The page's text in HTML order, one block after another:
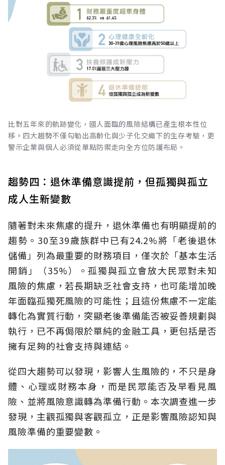
比對五年來的軌跡變化，國人面臨的風險結構已產生根本性位
移。四大趨勢不僅勾勒出高齡化與少子化交織下的生存考驗，更
警示企業與個人必須從單點防禦走向全方位防護布局。
趨勢四：退休準備意識提前，但孤獨與孤立
成人生新變數
隨著對未來焦慮的提升，退休準備也有明顯提前的
趨勢。30至39歲族群中已有24.2%將「老後退休
儲備」列為最重要的財務項目，僅次於「基本生活
開銷」（35%）。孤獨與孤立會放大民眾對未知
風險的焦慮，若長期缺乏社會支持，也可能增加晚
年面臨孤獨死風險的可能性；且這份焦慮不一定能
轉化為實質行動，突顯老後準備能否被妥善規劃與
執行，已不再侷限於單純的金融工具，更包括是否
擁有足夠的社會支持與連結。
從四大趨勢可以發現，影響人生風險的，不只是身
體、心理或財務本身，而是民眾能否及早看見風
險、並將風險意識轉為準備行動。本次調查進一步
發現，主觀孤獨與客觀孤立，正是影響風險認知與
風險準備的重要變數。